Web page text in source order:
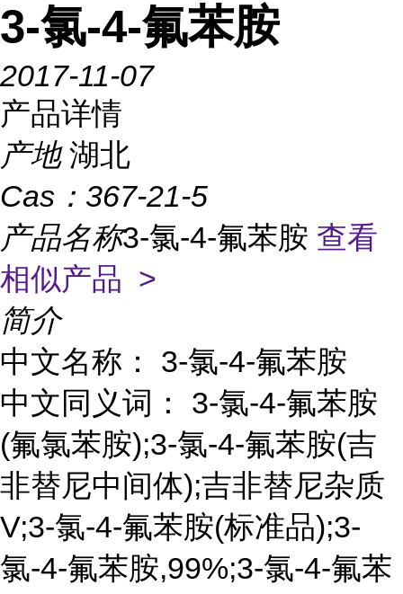
3-氯-4-氟苯胺
2017-11-07
产品详情
产地 湖北
Cas： 367-21-5
产品名称3-氯-4-氟苯胺 查看
相似产品 >
简介
中文名称： 3-氯-4-氟苯胺
中文同义词： 3-氯-4-氟苯胺
(氟氯苯胺);3-氯-4-氟苯胺(吉
非替尼中间体);吉非替尼杂质
V;3-氯-4-氟苯胺(标准品);3-
氯-4-氟苯胺,99%;3-氯-4-氟苯